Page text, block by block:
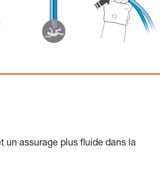
un assurage plus fluide dans la